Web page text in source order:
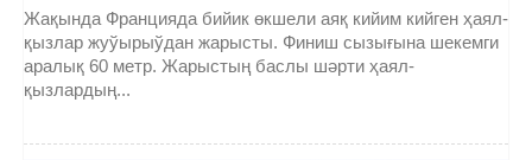
Жақында Францияда бийик өкшели аяқ кийим кийген ҳаял-
қызлар жуўырыўдан жарысты. Финиш сызығына шекемги
аралық 60 метр. Жарыстың баслы шәрти ҳаял-
қызлардың...